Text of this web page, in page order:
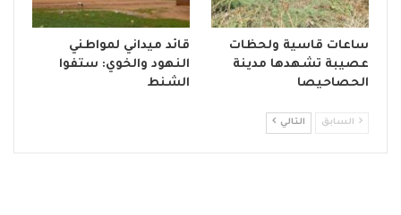
ساعات قاسية ولحظات
عصيبة تشهدها مدينة
الحصاحيصا
قائد ميداني لمواطني
النهود والخوي: ستفوا
الشنط
السابق التالي